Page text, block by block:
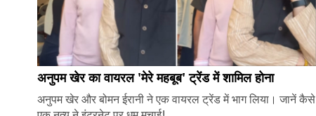
अनुपम खेर का वायरल 'मेरे महबूब' ट्रेंड में शामिल होना
अनुपम खेर और बोमन ईरानी ने एक वायरल ट्रेंड में भाग लिया। जानें कैसे